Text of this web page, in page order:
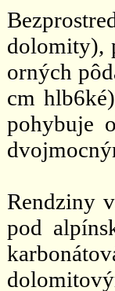
dolomity),
orných
cm
pohybuje
Rendziny
pod